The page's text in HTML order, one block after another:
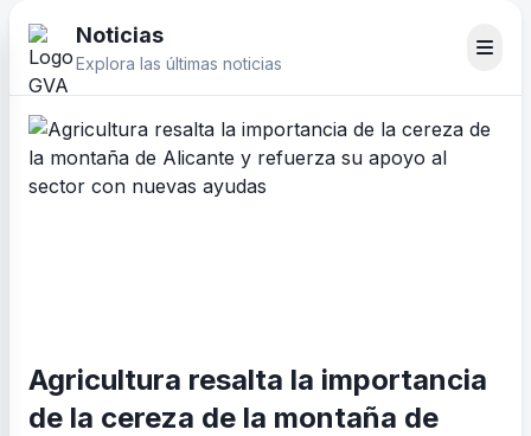
Noticias
Explora las últimas noticias
Agricultura resalta la importancia
de la cereza de la montaña de